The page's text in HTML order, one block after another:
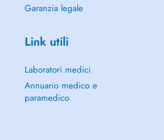
Garanzia legale
Link utili
Laboratori medici
Annuario medico e
paramedico